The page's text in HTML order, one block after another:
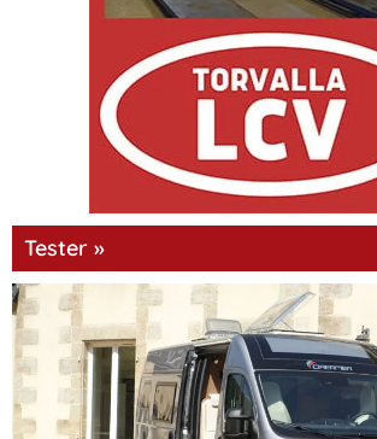
Tester »